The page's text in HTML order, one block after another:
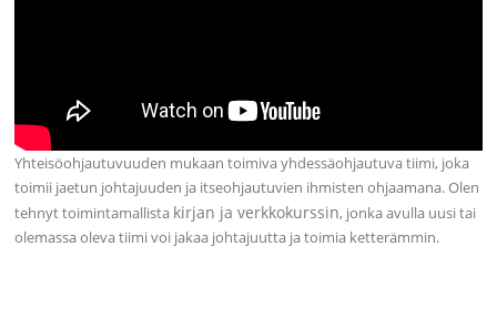
Yhteisöohjautuvuuden mukaan toimiva yhdessäohjautuva tiimi, joka
toimii jaetun johtajuuden ja itseohjautuvien ihmisten ohjaamana. Olen
tehnyt toimintamallista kirjan ja verkkokurssin, jonka avulla uusi tai
olemassa oleva tiimi voi jakaa johtajuutta ja toimia ketterämmin.